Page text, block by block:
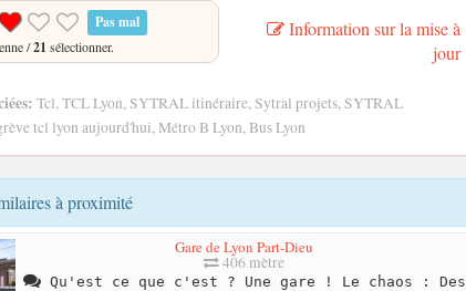
Pas mal
/21 sélectionner.
Information sur la mise à
jour
Tcl, TCL Lyon, SYTRAL itinéraire, Sytral projets, SYTRAL
tcl lyon aujourd'hui, Métro B Lyon, Bus Lyon
à proximité
Gare de Lyon Part-Dieu
406 mètre
Qu'est ce que c'est ? Une gare ! Le chaos : Des